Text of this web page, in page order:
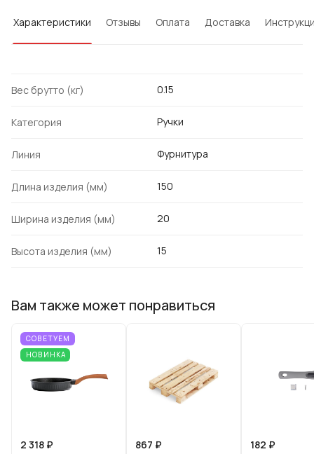
Характеристики Отзывы Оплата Доставка
Вес брутто (кг) 0.15
Категория Ручки
Линия Фурнитура
Длина изделия (мм) 150
Ширина изделия (мм) 20
Высота изделия (мм) 15
Вам также может понравиться
СОВЕТУЕМ
НОВИНКА
2 318 ₽
867 ₽
182 ₽